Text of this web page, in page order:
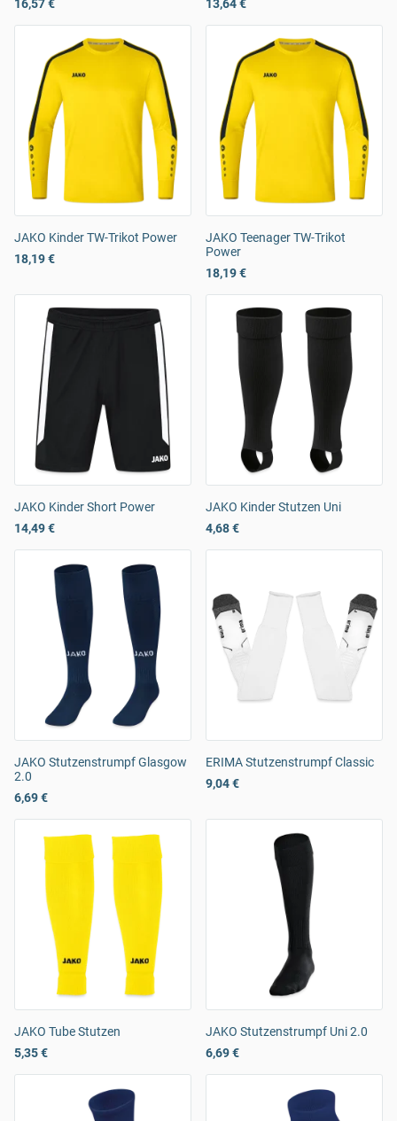
16,57 € 13,64 €
JAKO Kinder TW-Trikot Power
18,19 €
JAKO Teenager TW-Trikot
Power
18,19 €
JAKO Kinder Short Power
14,49 €
JAKO Kinder Stutzen Uni
4,68 €
JAKO Stutzenstrumpf Glasgow
2.0
6,69 €
ERIMA Stutzenstrumpf Classic
9,04 €
JAKO Tube Stutzen
5,35 €
JAKO Stutzenstrumpf Uni 2.0
6,69 €